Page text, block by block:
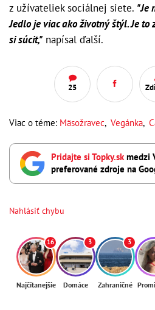
z užívateliek sociálnej siete. "Je
Jedlo je viac ako životný štýl. Je
si súcit," napísal ďalší.
25
Viac o téme: Mäsožravec, Vegánka,
Pridajte si Topky.skmedzi
preferované zdroje na
Nahlásiť chybu
16
Najčítanejšie
3
Domáce
3
Zahraničné